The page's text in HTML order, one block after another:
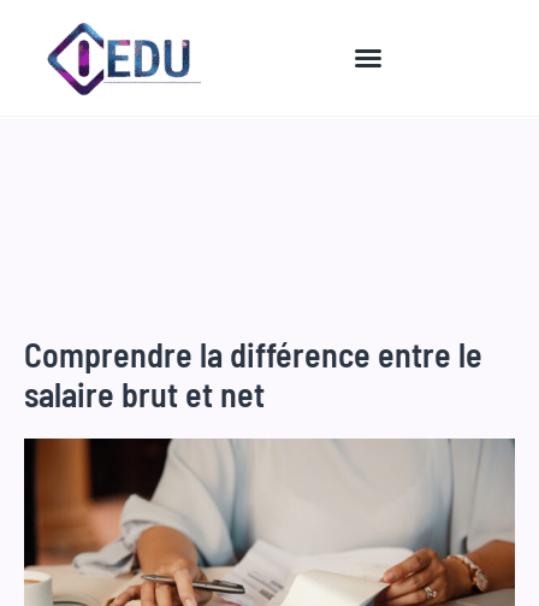
contenu
Comprendre la différence entre le
salaire brut et net